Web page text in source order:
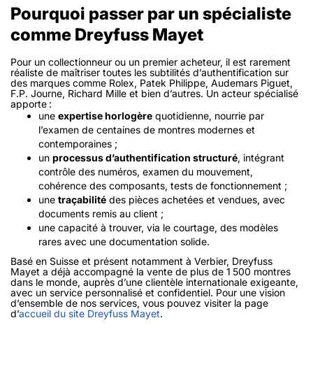
Pourquoi passer par un spécialiste
comme Dreyfuss Mayet
Pour un collectionneur ou un premier acheteur, il est rarement
réaliste de maîtriser toutes les subtilités d’authentification sur
des marques comme Rolex, Patek Philippe, Audemars Piguet,
F.P. Journe, Richard Mille et bien d’autres. Un acteur spécialisé
apporte :
une expertise horlogère quotidienne, nourrie par
l’examen de centaines de montres modernes et
contemporaines ;
un processus d’authentification structuré, intégrant
contrôle des numéros, examen du mouvement,
cohérence des composants, tests de fonctionnement ;
une traçabilité des pièces achetées et vendues, avec
documents remis au client ;
une capacité à trouver, via le courtage, des modèles
rares avec une documentation solide.
Basé en Suisse et présent notamment à Verbier, Dreyfuss
Mayet a déjà accompagné la vente de plus de 1 500 montres
dans le monde, auprès d’une clientèle internationale exigeante,
avec un service personnalisé et confidentiel. Pour une vision
d’ensemble de nos services, vous pouvez visiter la page
d’accueil du site Dreyfuss Mayet.